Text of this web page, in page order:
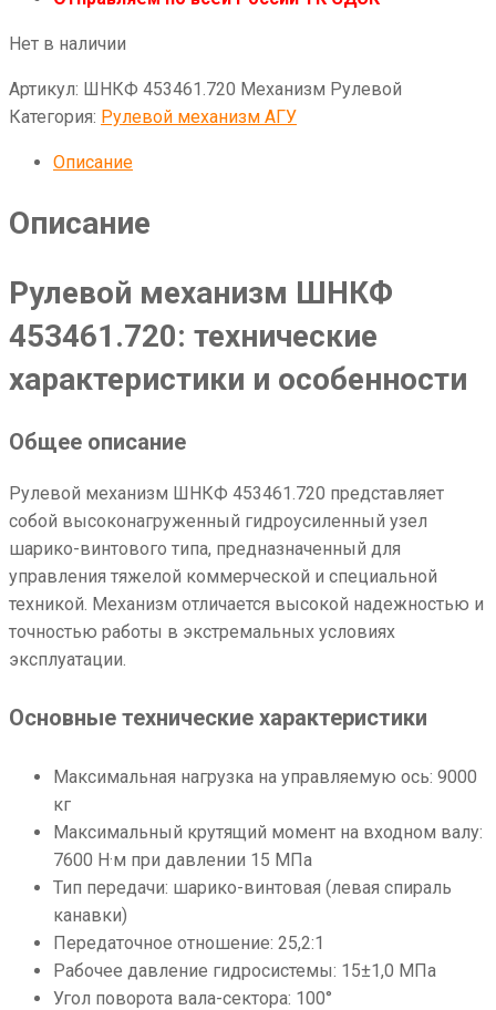
Нет в наличии
Артикул: ШНКФ 453461.720 Механизм Рулевой
Категория: Рулевой механизм АГУ
Описание
Описание
Рулевой механизм ШНКФ
453461.720: технические
характеристики и особенности
Общее описание
Рулевой механизм ШНКФ 453461.720 представляет
собой высоконагруженный гидроусиленный узел
шарико-винтового типа, предназначенный для
управления тяжелой коммерческой и специальной
техникой. Механизм отличается высокой надежностью и
точностью работы в экстремальных условиях
эксплуатации.
Основные технические характеристики
Максимальная нагрузка на управляемую ось: 9000
кг
Максимальный крутящий момент на входном валу:
7600 Н·м при давлении 15 МПа
Тип передачи: шарико-винтовая (левая спираль
канавки)
Передаточное отношение: 25,2:1
Рабочее давление гидросистемы: 15±1,0 МПа
Угол поворота вала-сектора: 100°